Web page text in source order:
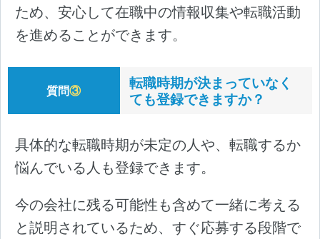
ため、安心して在職中の情報収集や転職活動
を進めることができます。
質問③
転職時期が決まっていなく
ても登録できますか？
具体的な転職時期が未定の人や、転職するか
悩んでいる人も登録できます。
今の会社に残る可能性も含めて一緒に考える
と説明されているため、すぐ応募する段階で